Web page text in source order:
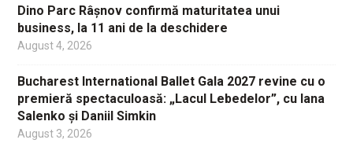
Dino Parc Râșnov confirmă maturitatea unui
business, la 11 ani de la deschidere
August 4, 2026
Bucharest International Ballet Gala 2027 revine cu o
premieră spectaculoasă: „Lacul Lebedelor”, cu Iana
Salenko și Daniil Simkin
August 3, 2026